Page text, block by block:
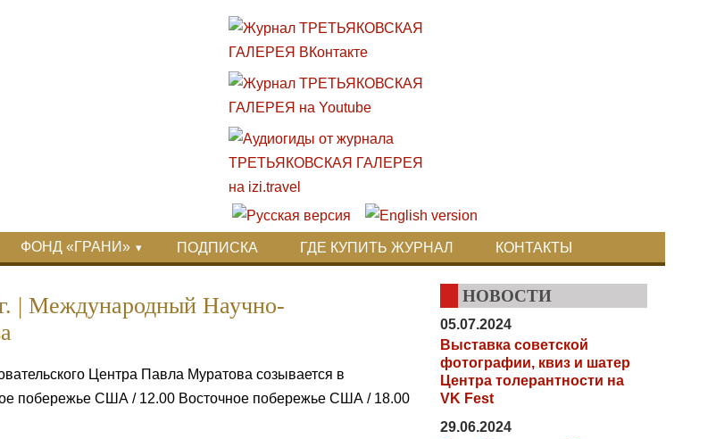
ФОНД «ГРАНИ» ПОДПИСКА ГДЕ КУПИТЬ ЖУРНАЛ КОНТАКТЫ
| Международный Научно-
Центра Павла Муратова созывается в
побережье США / 12.00 Восточное побережье США / 18.00
НОВОСТИ
05.07.2024
Выставка советской
фотографии, квиз и шатер
Центра толерантности на
VK Fest
29.06.2024